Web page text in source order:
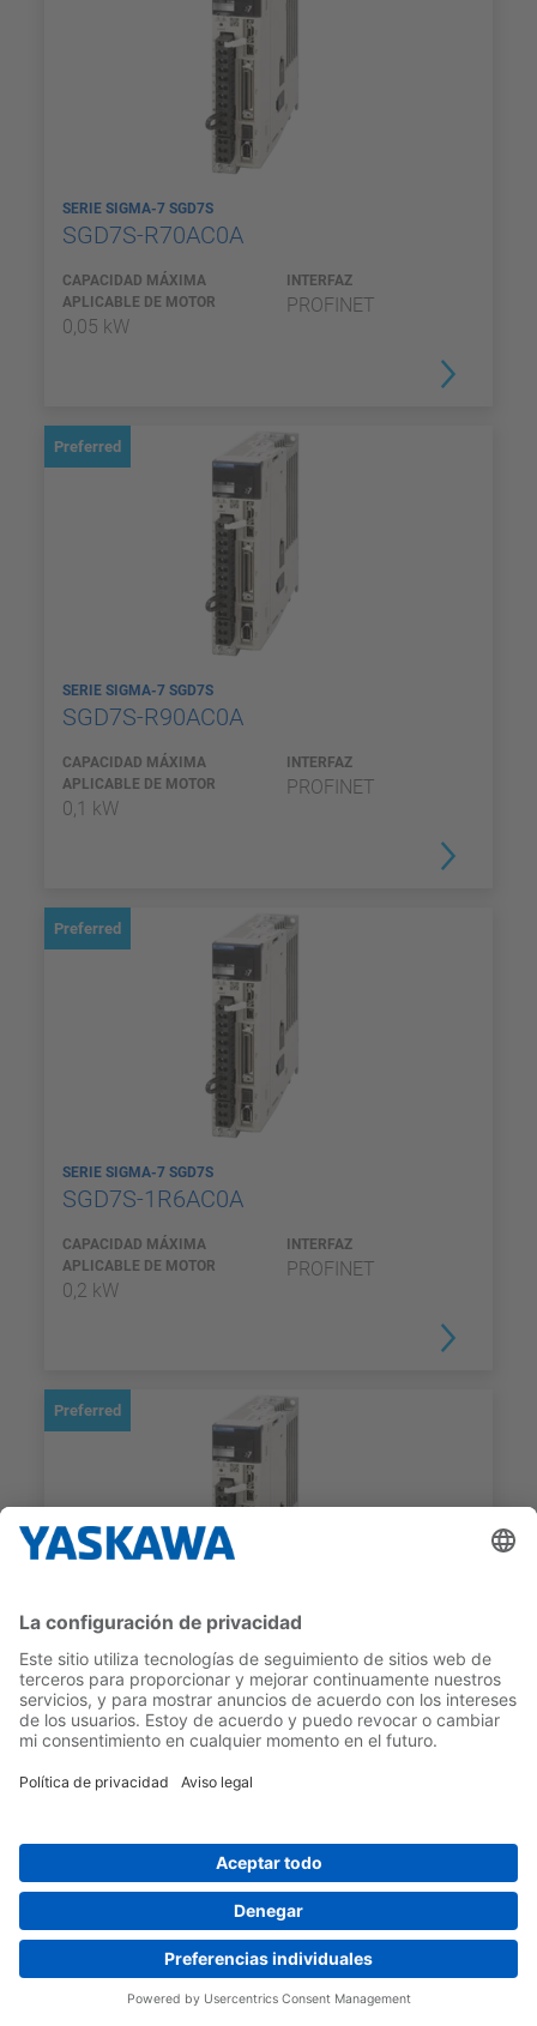
SERIE SIGMA-7 SGD7S
SGD7S-R70AC0A
CAPACIDAD MÁXIMA
APLICABLE DE MOTOR
0,05 kW
INTERFAZ
PROFINET
Preferred
SERIE SIGMA-7 SGD7S
SGD7S-R90AC0A
CAPACIDAD MÁXIMA
APLICABLE DE MOTOR
0,1 kW
INTERFAZ
PROFINET
Preferred
SERIE SIGMA-7 SGD7S
SGD7S-1R6AC0A
CAPACIDAD MÁXIMA
APLICABLE DE MOTOR
0,2 kW
INTERFAZ
PROFINET
Preferred
SERIE SIGMA-7 SGD7S
SGD7S-2R8AC0A
CAPACIDAD MÁXIMA
APLICABLE DE MOTOR
0,4 kW
INTERFAZ
PROFINET
Preferred